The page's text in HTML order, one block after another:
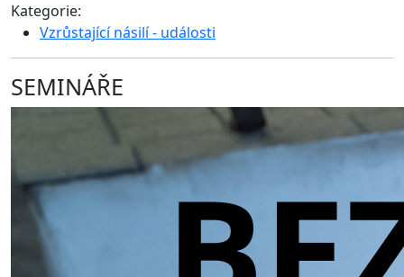
Kategorie:
Vzrůstající násilí - události
SEMINÁŘE